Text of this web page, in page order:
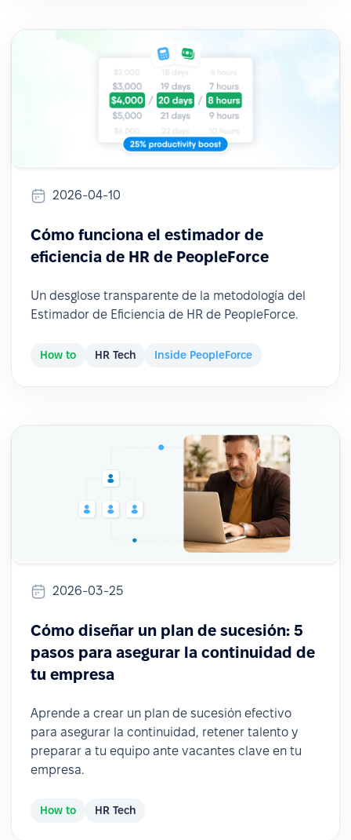
2026-04-10
Cómo funciona el estimador de
eficiencia de HR de PeopleForce
Un desglose transparente de la metodología del
Estimador de Eficiencia de HR de PeopleForce.
How to HR Tech Inside PeopleForce
2026-03-25
Cómo diseñar un plan de sucesión: 5
pasos para asegurar la continuidad de
tu empresa
Aprende a crear un plan de sucesión efectivo
para asegurar la continuidad, retener talento y
preparar a tu equipo ante vacantes clave en tu
empresa.
How to HR Tech